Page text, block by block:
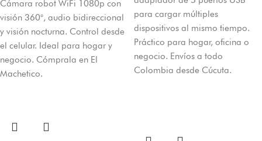
Cámara robot WiFi 1080p con
visión 360°, audio bidireccional
y visión nocturna. Control desde
el celular. Ideal para hogar y
negocio. Cómprala en El
Machetico.
para cargar múltiples
dispositivos al mismo tiempo.
Práctico para hogar, oficina o
negocio. Envíos a todo
Colombia desde Cúcuta.